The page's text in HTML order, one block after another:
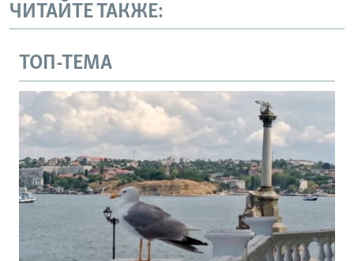
ЧИТАЙТЕ ТАКЖЕ:
ТОП-ТЕМА